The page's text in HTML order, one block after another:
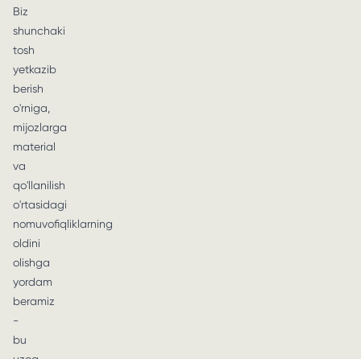
Biz
shunchaki
tosh
yetkazib
berish
o'rniga,
mijozlarga
material
va
qo'llanilish
o'rtasidagi
nomuvofiqliklarning
oldini
olishga
yordam
beramiz
-
bu